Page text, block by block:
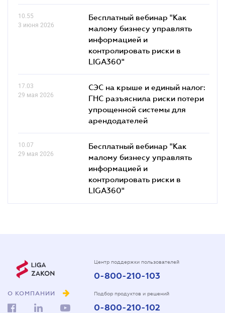
10.55
3 июня 2026
Бесплатный вебинар "Как
малому бизнесу управлять
информацией и
контролировать риски в
LIGA360"
17.03
29 мая 2026
СЭС на крыше и единый налог:
ГНС разъяснила риски потери
упрощенной системы для
арендодателей
10.07
29 мая 2026
Бесплатный вебинар "Как
малому бизнесу управлять
информацией и
контролировать риски в
LIGA360"
О КОМПАНИИ
Центр поддержки пользователей
0-800-210-103
Подбор продуктов и решений
0-800-210-102